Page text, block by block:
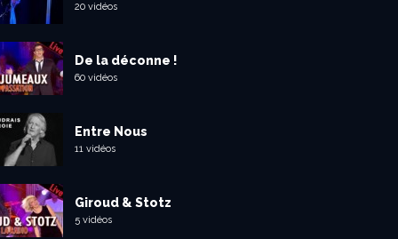
20 vidéos
De la déconne !
60 vidéos
Entre Nous
11 vidéos
Giroud & Stotz
5 vidéos